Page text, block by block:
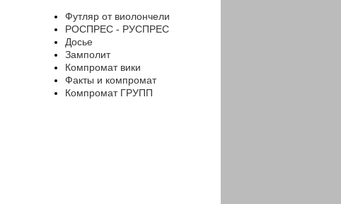
Футляр от виолончели
РОСПРЕС - РУСПРЕС
Досье
Замполит
Компромат вики
Факты и компромат
Компромат ГРУПП